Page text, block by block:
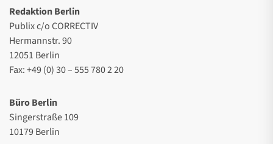
Redaktion Berlin
Publix c/o CORRECTIV
Hermannstr. 90
12051 Berlin
Fax: +49 (0) 30 – 555 780 2 20
Büro Berlin
Singerstraße 109
10179 Berlin